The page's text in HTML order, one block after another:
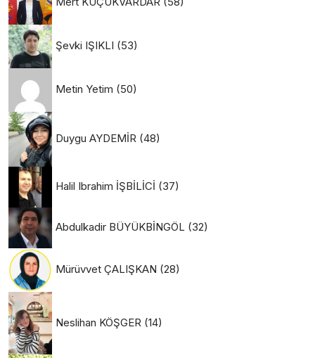
Şevki IŞIKLI (53)
Metin Yetim (50)
Duygu AYDEMİR (48)
Halil Ibrahim İŞBİLİCİ (37)
Abdulkadir BÜYÜKBİNGÖL (32)
Mürüvvet ÇALIŞKAN (28)
Neslihan KÖŞGER (14)